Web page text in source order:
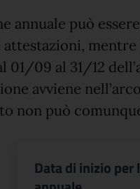
annuale può
attestazioni,
01/09 al 31/12
avviene
non può
Data di inizio